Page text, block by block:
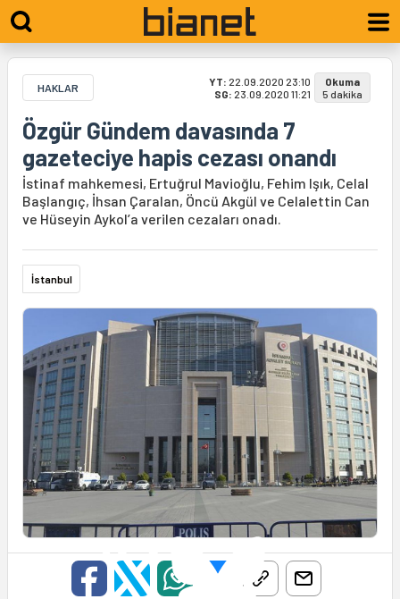
HAKLAR YT: 22.09.2020 23:10
SG: 23.09.2020 11:21
Okuma
5 dakika
Özgür Gündem davasında 7
gazeteciye hapis cezası onandı
İstinaf mahkemesi, Ertuğrul Mavioğlu, Fehim Işık, Celal
Başlangıç, İhsan Çaralan, Öncü Akgül ve Celalettin Can
ve Hüseyin Aykol’a verilen cezaları onadı.
İstanbul